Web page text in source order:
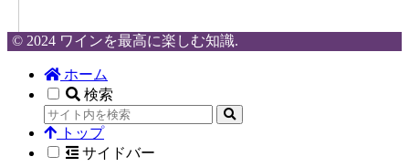
© 2024 ワインを最高に楽しむ知識.
ホーム
検索
トップ
サイドバー